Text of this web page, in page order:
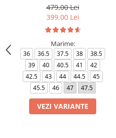
479,00 Lei
399,00 Lei
Marime:
36 36.5 37.5 38
38.5
39
40 40.5 41
42
42.5
43 44 44.5
45
45.5
46 47 47.5
VEZI VARIANTE